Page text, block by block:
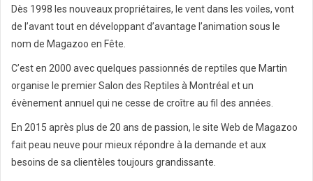
Dès 1998 les nouveaux propriétaires, le vent dans les voiles, vont
de l’avant tout en développant d’avantage l’animation sous le
nom de Magazoo en Fête.
C’est en 2000 avec quelques passionnés de reptiles que Martin
organise le premier Salon des Reptiles à Montréal et un
évènement annuel qui ne cesse de croître au fil des années.
En 2015 après plus de 20 ans de passion, le site Web de Magazoo
fait peau neuve pour mieux répondre à la demande et aux
besoins de sa clientèles toujours grandissante.